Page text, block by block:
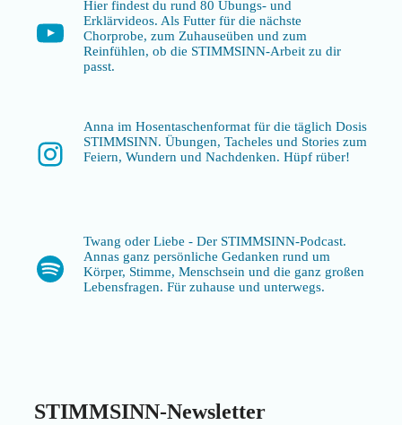
YouTube
Hier findest du rund 80 Übungs- und
Erklärvideos. Als Futter für die nächste
Chorprobe, zum Zuhauseüben und zum
Reinfühlen, ob die STIMMSINN-Arbeit zu dir
passt.
Instagram
Anna im Hosentaschenformat für die täglich Dosis
STIMMSINN. Übungen, Tacheles und Stories zum
Feiern, Wundern und Nachdenken. Hüpf rüber!
Spotify
Twang oder Liebe - Der STIMMSINN-Podcast.
Annas ganz persönliche Gedanken rund um
Körper, Stimme, Menschsein und die ganz großen
Lebensfragen. Für zuhause und unterwegs.
STIMMSINN-Newsletter